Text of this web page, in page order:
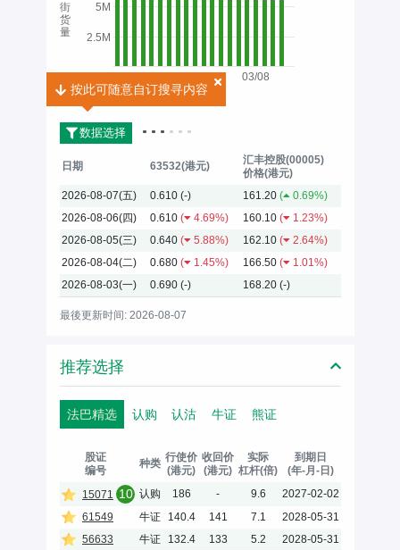
03/08
2.5M
5M
2026
街
货
量
数据选择
按此可随意自订搜寻内容
按此可随意自订搜寻内容
日期 63532(港元)
汇丰控股(00005)
价格(港元)
2026-08-07(五)
0.610 (-) 161.20 (
0.69%)
2026-08-06(四)
0.610 ( 4.69%) 160.10 (
1.23%)
2026-08-05(三)
0.640 ( 5.88%) 162.10 (
2.64%)
2026-08-04(二)
0.680 ( 1.45%) 166.50 (
1.01%)
2026-08-03(一)
0.690 (-) 168.20 (-)
最後更新时间: 2026-08-07
推荐选择
法巴精选 认购 认沽 牛证 熊证
股证
编号
种类 行使价
(港元)
收回价
(港元)
实际
杠杆(倍)
到期日
(年-月-日)
15071 10 认购 186 - 9.6
2027-02-02
61549
牛证 140.4 141 7.1
2028-05-31
56633
牛证 132.4 133 5.2
2028-05-31